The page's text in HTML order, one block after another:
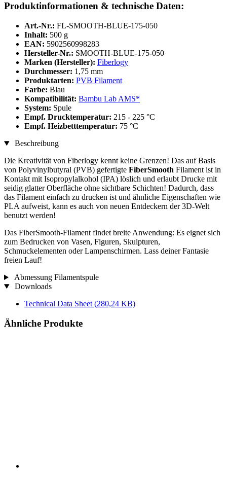
Produktinformationen & technische Daten:
Art.-Nr.: FL-SMOOTH-BLUE-175-050
Inhalt: 500 g
EAN: 5902560998283
Hersteller-Nr.: SMOOTH-BLUE-175-050
Marken (Hersteller): Fiberlogy
Durchmesser: 1,75 mm
Produktarten: PVB Filament
Farbe: Blau
Kompatibilität: Bambu Lab AMS*
System: Spule
Empf. Drucktemperatur: 215 - 225 °C
Empf. Heizbetttemperatur: 75 °C
Beschreibung
Die Kreativität von Fiberlogy kennt keine Grenzen! Das auf Basis
von Polyvinylbutyral (PVB) gefertigte FiberSmooth Filament ist in
Kontakt mit Isopropylalkohol (IPA) löslich und erlaubt Drucke mit
seidig glatter Oberfläche ohne sichtbare Schichten! Dadurch, dass
das Filament einfach zu drucken ist und ähnliche Eigenschaften wie
PLA aufweist, kann es auch von neuen Entdeckern der 3D-Welt
benutzt werden!
Das FiberSmooth-Filament findet breite Anwendung: Es eignet sich
zum Bedrucken von Vasen, Figuren, Skulpturen,
Schmuckelementen oder Lampenschirmen. Lass deiner Fantasie
freien Lauf!
Abmessung Filamentspule
Downloads
Technical Data Sheet (280,24 KB)
Ähnliche Produkte